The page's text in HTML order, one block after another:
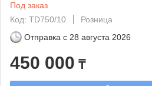
Под заказ
Код: TD750/10
Розница
Отправка с 28 августа 2026
450 000 ₸